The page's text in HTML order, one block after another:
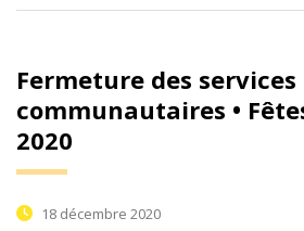
Fermeture des services
communautaires •
2020
18 décembre 2020